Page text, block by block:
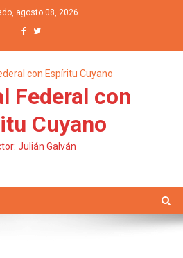
agosto 08, 2026
Federal con
Cuyano
Julián Galván